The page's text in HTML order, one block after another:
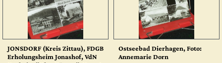
JONSDORF (Kreis Zittau), FDGB
Erholungsheim Jonashof, VdN
Ostseebad Dierhagen, Foto:
Annemarie Dorn